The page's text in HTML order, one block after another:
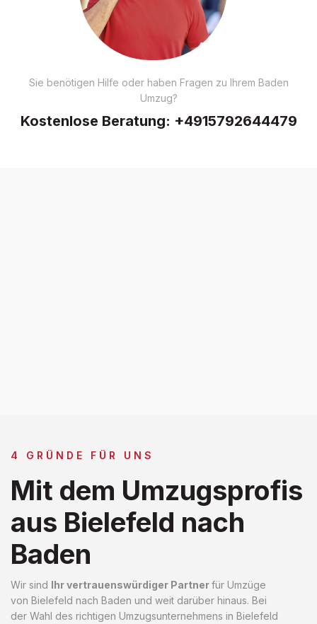
Sie benötigen Hilfe oder haben Fragen zu Ihrem Baden
Umzug?
Kostenlose Beratung: +4915792644479
4 GRÜNDE FÜR UNS
Mit dem Umzugsprofis
aus Bielefeld nach
Baden
Wir sind Ihr vertrauenswürdiger Partnerfür Umzüge
von Bielefeld nach Baden und weit darüber hinaus. Bei
der Wahl des richtigen Umzugsunternehmens in Bielefeld